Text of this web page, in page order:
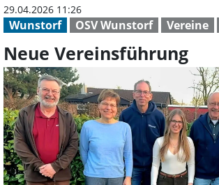
Wunstorf OSV Wunstorf Vereine
29.04.2026 11:26
Neue Vereinsführung